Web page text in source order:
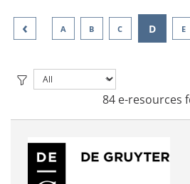
‹ A B C D E
84 e-resources